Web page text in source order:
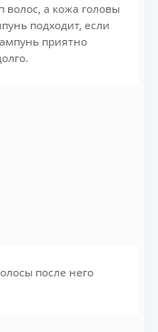
а кожа головы
подходит, если
приятно
после него